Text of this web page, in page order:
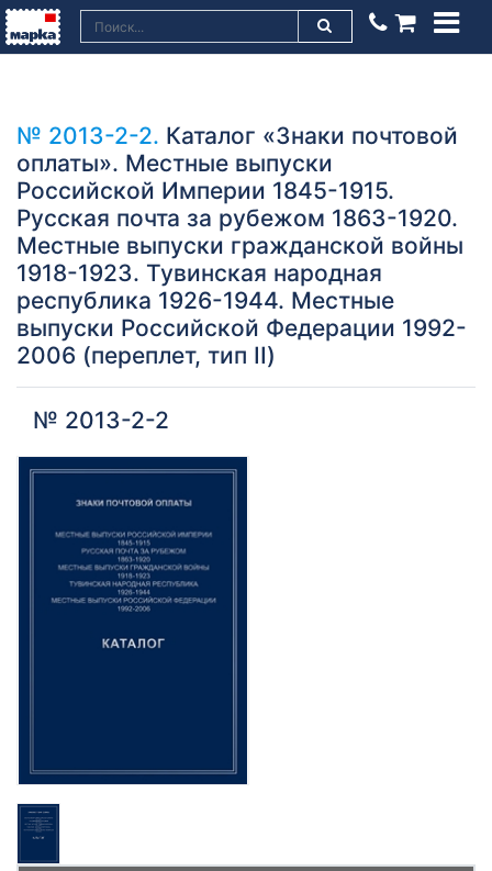
№ 2013-2-2. Каталог «Знаки почтовой
оплаты». Местные выпуски
Российской Империи 1845-1915.
Русская почта за рубежом 1863-1920.
Местные выпуски гражданской войны
1918-1923. Тувинская народная
республика 1926-1944. Местные
выпуски Российской Федерации 1992-
2006 (переплет, тип II)
№ 2013-2-2